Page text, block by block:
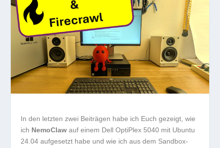
In den letzten zwei Beiträgen habe ich Euch gezeigt, wie
ich NemoClaw auf einem Dell OptiPlex 5040 mit Ubuntu
24.04 aufgesetzt habe und wie ich aus dem Sandbox-